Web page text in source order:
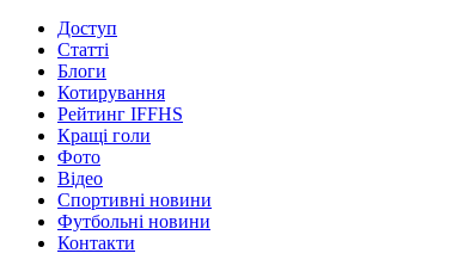
Доступ
Статті
Блоги
Котирування
Рейтинг IFFHS
Кращі голи
Фото
Відео
Спортивні новини
Футбольні новини
Контакти